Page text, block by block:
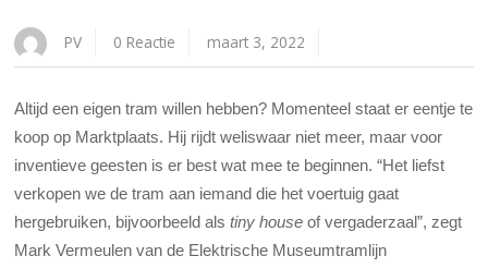
PV 0 Reactie maart 3, 2022
Altijd een eigen tram willen hebben? Momenteel staat er eentje te
koop op Marktplaats. Hij rijdt weliswaar niet meer, maar voor
inventieve geesten is er best wat mee te beginnen. “Het liefst
verkopen we de tram aan iemand die het voertuig gaat
hergebruiken, bijvoorbeeld alstiny house of vergaderzaal”, zegt
Mark Vermeulen van de Elektrische Museumtramlijn